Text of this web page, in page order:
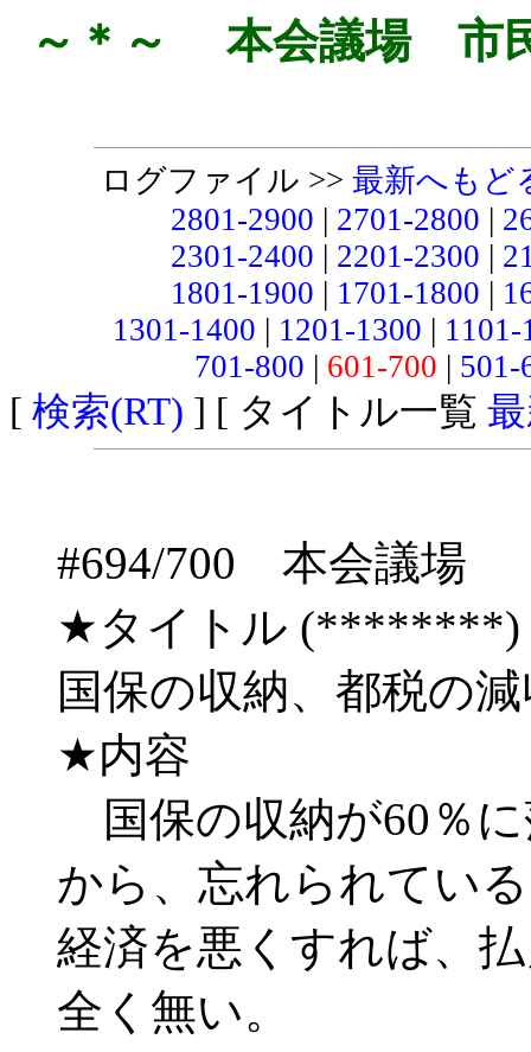
～＊～ 本会議場 市
ログファイル >> 最新へもど
2801-2900 | 2701-2800 |
2301-2400 | 2201-2300 |
1801-1900 | 1701-1800 |
1301-1400 | 1201-1300 |
701-800 | 601-700 |
[ 検索(RT) ] [ タイトル一覧
#694/700 本会議場
★タイトル (********)
国保の収納、都税の
★内容
国保の収納が60％
から、忘れられてい
経済を悪くすれば、
全く無い。